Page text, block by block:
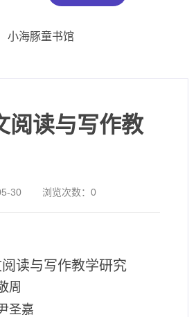
小海豚童书馆
阅读与写作教
30 浏览次数：0
读与写作教学研究
周
圣嘉